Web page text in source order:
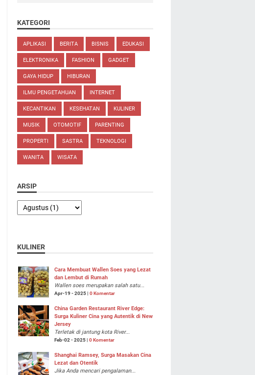
KATEGORI
APLIKASI BERITA BISNIS EDUKASI
ELEKTRONIKA FASHION GADGET
GAYA HIDUP HIBURAN
ILMU PENGETAHUAN INTERNET
KECANTIKAN KESEHATAN KULINER
MUSIK OTOMOTIF PARENTING
PROPERTI SASTRA TEKNOLOGI
WANITA WISATA
ARSIP
KULINER
Cara Membuat Wallen Soes yang Lezat
dan Lembut di Rumah
Wallen soes merupakan salah satu...
Apr-19 - 2025 | 0 Komentar
China Garden Restaurant River Edge:
Surga Kuliner Cina yang Autentik di New
Jersey
Terletak di jantung kota River...
Feb-02 - 2025 | 0 Komentar
Shanghai Ramsey, Surga Masakan Cina
Lezat dan Otentik
Jika Anda mencari pengalaman...